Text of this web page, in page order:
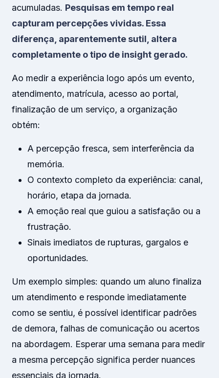
acumuladas. Pesquisas em tempo real
capturam percepções vividas. Essa
diferença, aparentemente sutil, altera
completamente o tipo de insight gerado.
Ao medir a experiência logo após um evento,
atendimento, matrícula, acesso ao portal,
finalização de um serviço, a organização
obtém:
A percepção fresca, sem interferência da
memória.
O contexto completo da experiência: canal,
horário, etapa da jornada.
A emoção real que guiou a satisfação ou a
frustração.
Sinais imediatos de rupturas, gargalos e
oportunidades.
Um exemplo simples: quando um aluno finaliza
um atendimento e responde imediatamente
como se sentiu, é possível identificar padrões
de demora, falhas de comunicação ou acertos
na abordagem. Esperar uma semana para medir
a mesma percepção significa perder nuances
essenciais da jornada.